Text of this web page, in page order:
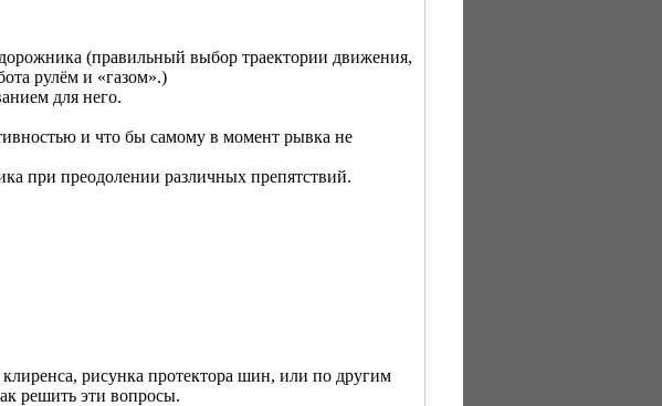
(правильный выбор траектории движения,
рулём и «газом».)
для него.
и что бы самому в момент рывка не
при преодолении различных препятствий.
рисунка протектора шин, или по другим
решить эти вопросы.